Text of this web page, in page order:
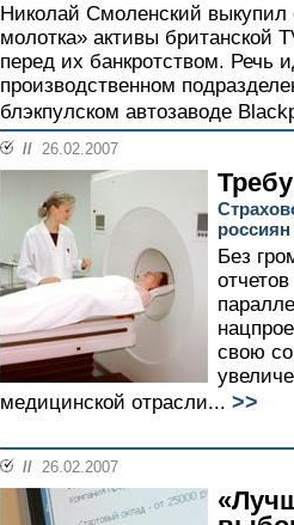
Николай Смоленский выкупил
молотка» активы британской
перед их банкротством. Речь
производственном
блэкпулском автозаводе
// 26.02.2007
россиян
Без
свою
медицинской отрасли... >>
// 26.02.2007